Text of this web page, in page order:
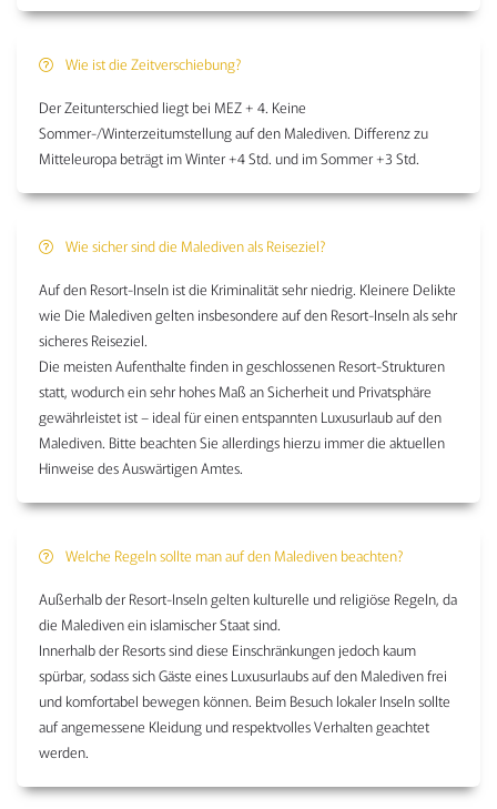
Wie ist die Zeitverschiebung?
Der Zeitunterschied liegt bei MEZ + 4. Keine
Sommer-/Winterzeitumstellung auf den Malediven. Differenz zu
Mitteleuropa beträgt im Winter +4 Std. und im Sommer +3 Std.
Wie sicher sind die Malediven als Reiseziel?
Auf den Resort-Inseln ist die Kriminalität sehr niedrig. Kleinere Delikte
wie Die Malediven gelten insbesondere auf den Resort-Inseln als sehr
sicheres Reiseziel.
Die meisten Aufenthalte finden in geschlossenen Resort-Strukturen
statt, wodurch ein sehr hohes Maß an Sicherheit und Privatsphäre
gewährleistet ist – ideal für einen entspannten Luxusurlaub auf den
Malediven. Bitte beachten Sie allerdings hierzu immer die aktuellen
Hinweise des Auswärtigen Amtes.
Welche Regeln sollte man auf den Malediven beachten?
Außerhalb der Resort-Inseln gelten kulturelle und religiöse Regeln, da
die Malediven ein islamischer Staat sind.
Innerhalb der Resorts sind diese Einschränkungen jedoch kaum
spürbar, sodass sich Gäste eines Luxusurlaubs auf den Malediven frei
und komfortabel bewegen können. Beim Besuch lokaler Inseln sollte
auf angemessene Kleidung und respektvolles Verhalten geachtet
werden.